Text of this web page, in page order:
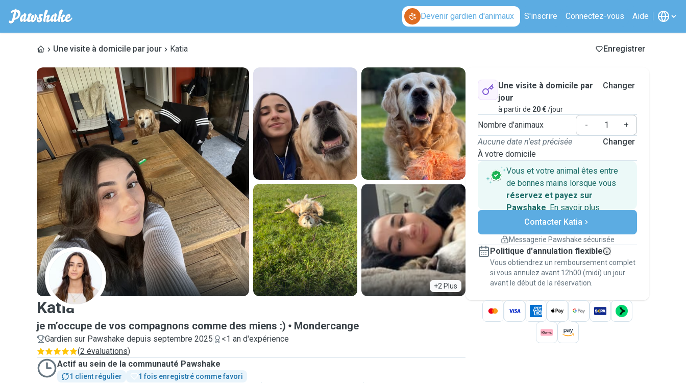
Devenir gardien d'animaux S'inscrire Connectez-vous Aide
Une visite à domicile par jour Katia Enregistrer
+2 Plus
K
Katia
je m’occupe de vos compagnons comme des miens :) Mondercange
Gardien sur Pawshake depuis septembre 2025
<1 an d'expérience
(2 évaluations)
Actif au sein de la communauté Pawshake
1 client régulier
1 fois enregistré comme favori
Une visite à domicile par
jour
à partir de 20 €/jour
Changer
Nombre d'animaux -
+
Aucune date n'est précisée
À votre domicile
Changer
Vous et votre animal êtes entre
de bonnes mains lorsque vous
réservez et payez sur
Pawshake. En savoir plus
Paiements sécurisés
Assistance en cas de
Réservations couvertes par
nos garanties
Gardez tout sur Pawshake (du premier
message au paiement) pour bénéficier de la
Garantie Pawshake.
Contacter Katia
Messagerie Pawshake sécurisée
Politique d'annulation flexible
Vous obtiendrez un remboursement complet
si vous annulez avant 12h00 (midi) un jour
avant le début de la réservation.